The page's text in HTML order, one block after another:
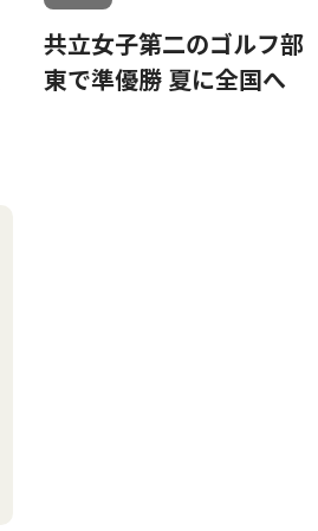
共立女子第二のゴルフ
東で準優勝 夏に全国へ